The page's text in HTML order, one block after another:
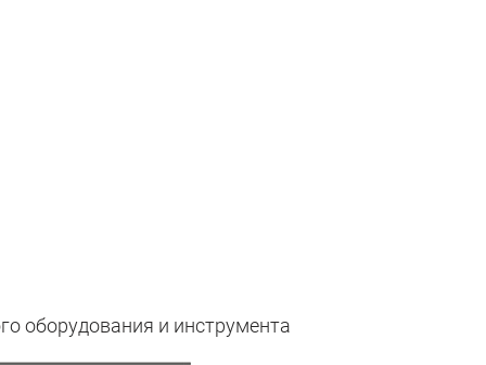
оборудования и инструмента